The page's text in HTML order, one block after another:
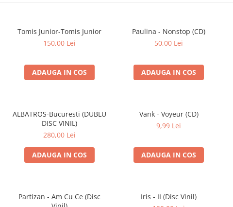
Tomis Junior-Tomis Junior
150,00 Lei
ADAUGA IN COS
Paulina - Nonstop (CD)
50,00 Lei
ADAUGA IN COS
ALBATROS-Bucuresti (DUBLU
DISC VINIL)
280,00 Lei
ADAUGA IN COS
Vank - Voyeur (CD)
9,99 Lei
ADAUGA IN COS
Partizan - Am Cu Ce (Disc
Iris - II (Disc Vinil)